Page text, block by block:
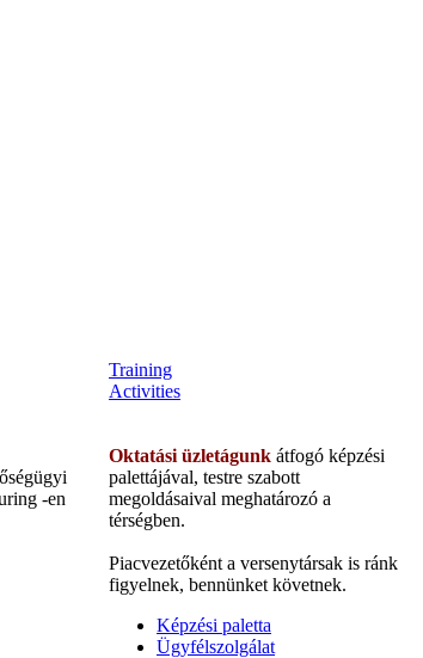
-en
Training
Activities
Oktatási üzletágunk átfogó képzési
palettájával, testre szabott
megoldásaival meghatározó a
térségben.
Piacvezetőként a versenytársak is ránk
figyelnek, bennünket követnek.
Képzési paletta
Ügyfélszolgálat